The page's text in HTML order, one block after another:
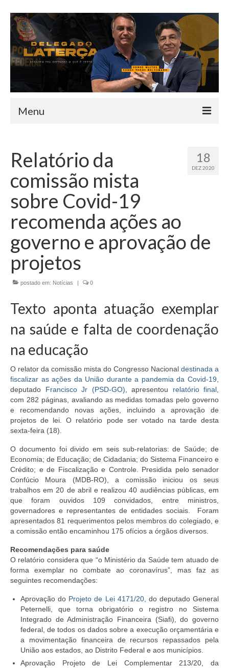
Menu
QUEM SOU
INFORMATIVO
TEAM
MANDATO
EMENDAS
PROPOSTAS LEGISLATIVAS
TRANSPARÊNCIA
AGENDA
CONTATO
18
DEZ 2020
Relatório da
comissão mista
sobre Covid-19
recomenda ações ao
governo e aprovação de
projetos
postado em: Notícias | 0
Texto aponta atuação exemplar
na saúde e falta de coordenação
na educação
O relator da comissão mista do Congresso Nacional destinada a
fiscalizar as ações da União durante a pandemia da Covid-19
deputado Francisco Jr (PSD-GO) , apresentou relatório final
com 282 páginas, avaliando as medidas tomadas pelo governo
e recomendando novas ações, incluindo a aprovação de
projetos de lei. O relatório pode ser votado na tarde desta
sexta-feira (18).
O documento foi divido em seis sub-relatorias: de Saúde; de
Economia; de Educação; de Cidadania; do Sistema Financeiro e
Crédito; e de Fiscalização e Controle. Presidida pelo senador
Confúcio Moura (MDB-RO), a comissão iniciou os seus
trabalhos em 20 de abril e realizou 40 audiências públicas, em
que foram ouvidos 109 convidados, entre ministros,
governadores e representantes de entidades sociais. Foram
apresentados 81 requerimentos pelos membros do colegiado, e
a comissão então encaminhou 175 ofícios a órgãos diversos.
Recomendações para saúde
O relatório considera que “o Ministério da Saúde tem atuado de
forma exemplar no combate ao coronavírus”, mas faz as
seguintes recomendações:
Aprovação do Projeto de Lei 4171/20, do deputado General
Peternelli, que torna obrigatório o registro no Sistema
Integrado de Administração Financeira (Siafi), do governo
federal, de todos os dados sobre a execução orçamentária e
a movimentação financeira de recursos repassados pela
União aos estados, ao Distrito Federal e aos municípios.
Aprovação Projeto de Lei Complementar 213/20, da